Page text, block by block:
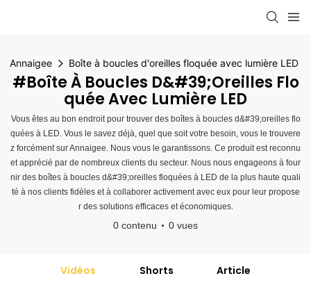
Annaigee Boîte à boucles d'oreilles floquée avec lumière LED
#Boîte À Boucles D&#39;oreilles Flo
Quée Avec Lumière LED
Vous êtes au bon endroit pour trouver des boîtes à boucles d&#39;oreilles flo
quées à LED. Vous le savez déjà, quel que soit votre besoin, vous le trouvere
z forcément sur Annaigee. Nous vous le garantissons. Ce produit est reconnu
et apprécié par de nombreux clients du secteur. Nous nous engageons à four
nir des boîtes à boucles d&#39;oreilles floquées à LED de la plus haute quali
té à nos clients fidèles et à collaborer activement avec eux pour leur propose
r des solutions efficaces et économiques.
0 contenu 0 vues
Vidéos Shorts Article